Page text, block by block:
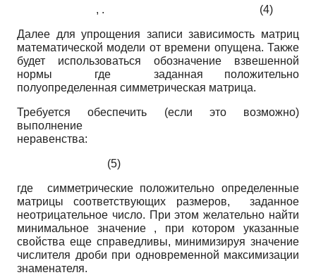
, . (4)
Далее для упрощения записи зависимость матриц
математической модели от времени опущена. Также
будет использоваться обозначение взвешенной
нормы где заданная положительно
полуопределенная симметрическая матрица.
Требуется обеспечить (если это возможно)
выполнение
неравенства:
(5)
где симметрические положительно определенные
матрицы соответствующих размеров, заданное
неотрицательное число. При этом желательно найти
минимальное значение , при котором указанные
свойства еще справедливы, минимизируя значение
числителя дроби при одновременной максимизации
знаменателя.